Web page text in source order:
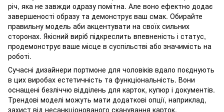
річ, яка не завжди одразу помітна. Але воно ефектно додає
завершеності образу та демонструє ваш смак. Обирайте
правильну модель аби акцентувати на своїх сильних
сторонах. Якісний виріб підкреслить впевненість і статус,
продемонструє ваше місце в суспільстві або значимість на
роботі.
Сучасні дизайнери портмоне для чоловіків вдало поєднують
в цих виробах естетичність та функціональність. Вони
оснащені безліччю відділень для карток, купюр і документів.
Трендові моделі можуть мати додаткові опції, наприклад,
захист від несанкціонованого сканування карток.